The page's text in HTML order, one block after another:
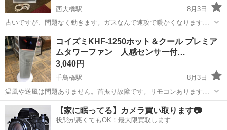
西大橋駅
8月3日
古いですが、問題なく動きます。ガスなんで速攻で暖かくなります。
動作確認済みです。 画像の通り本体とホースのみです。 中古品だとい
うことを理解していただける方に買っていただきたいです。 大阪市西
区新町２丁目６ ...
大阪 大阪市 西大橋駅 季節、空調家電
コイズミKHF-1250ホット＆クール プレミア
ムタワーファン 人感センサー付…
3,040円
千鳥橋駅
8月3日
温風や送風は問題ありません。首振り故障です。リモコンあります。
リモコンを使って電源オフ可能ですが、電源オンは不可です。取説無
く理由わからないです。本体ボタンで、全ての操作は可能です。
大阪 大阪市 千鳥橋駅 季節、空調家電 KHF
【家に眠ってる】カメラ買い取ります📷
状態が悪くてもOK！最大限買取します